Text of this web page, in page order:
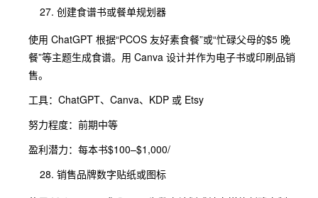
创建食谱书或餐单规划器
使用 ChatGPT 根据“PCOS 友好素食餐”或“忙碌父母的$5 晚
餐”等主题生成食谱。用 Canva 设计并作为电子书或印刷品销
售。
工具：ChatGPT、Canva、KDP 或 Etsy
努力程度：前期中等
盈利潜力：每本书$100–$1,000/
销售品牌数字贴纸或图标